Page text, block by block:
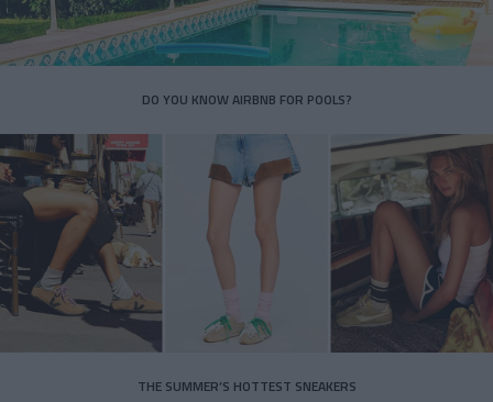
DO YOU KNOW AIRBNB FOR POOLS?
THE SUMMER’S HOTTEST SNEAKERS